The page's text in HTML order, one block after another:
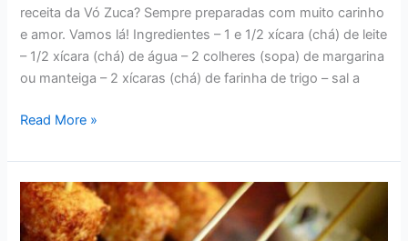
receita da Vó Zuca? Sempre preparadas com muito carinho
e amor. Vamos lá! Ingredientes – 1 e 1/2 xícara (chá) de leite
– 1/2 xícara (chá) de água – 2 colheres (sopa) de margarina
ou manteiga – 2 xícaras (chá) de farinha de trigo – sal a
RECEITAS
DELICIOSOS
CHURROS
Read More »